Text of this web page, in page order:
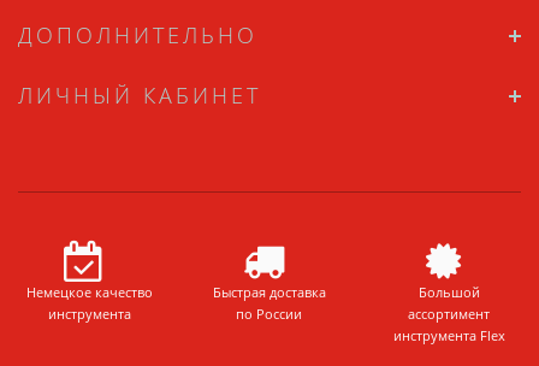
ДОПОЛНИТЕЛЬНО
ЛИЧНЫЙ КАБИНЕТ
Немецкое качество
инструмента
Быстрая доставка
по России
Большой
ассортимент
инструмента Flex